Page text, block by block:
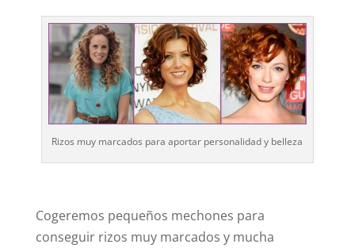
Rizos muy marcados para aportar personalidad y belleza
Cogeremos pequeños mechones para
conseguir rizos muy marcados y mucha